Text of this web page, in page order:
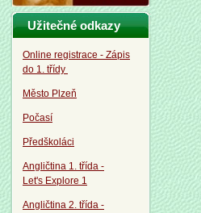
Užitečné odkazy
Online registrace - Zápis
do 1. třídy
Město Plzeň
Počasí
Předškoláci
Angličtina 1. třída -
Let's Explore 1
Angličtina 2. třída -